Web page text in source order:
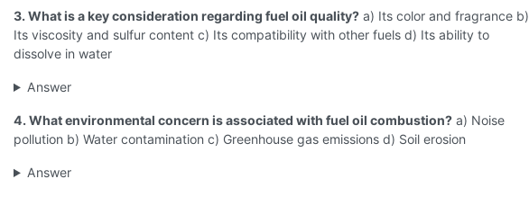
3. What is a key consideration regarding fuel oil quality? a) Its color and fragrance b)
Its viscosity and sulfur content c) Its compatibility with other fuels d) Its ability to
dissolve in water
Answer
4. What environmental concern is associated with fuel oil combustion? a) Noise
pollution b) Water contamination c) Greenhouse gas emissions d) Soil erosion
Answer